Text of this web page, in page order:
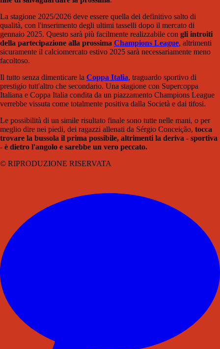
La stagione 2025/2026 deve essere quella del definitivo salto di
qualità, con l'inserimento degli ultimi tasselli dopo il mercato di
gennaio 2025. Questo sarà più facilmente realizzabile con gli introiti
della partecipazione alla prossima Champions League, altrimenti
sicuramente il calciomercato estivo 2025 sarà necessariamente meno
facoltoso.
Il tutto senza dimenticare la Coppa Italia, traguardo sportivo di
prestigio tutt'altro che secondario. Una stagione con Supercoppa
Italiana e Coppa Italia condita da un piazzamento Champions League
verrebbe vissuta come totalmente positiva dalla Società e dai tifosi.
Le possibilità di un simile risultato finale sono tutte nelle mani, o per
meglio dire nei piedi, dei ragazzi allenati da Sérgio Conceição, tocca
trovare la bussola il prima possibile, altrimenti la deriva - sportiva
- è dietro l'angolo e sarebbe un vero peccato.
© RIPRODUZIONE RISERVATA